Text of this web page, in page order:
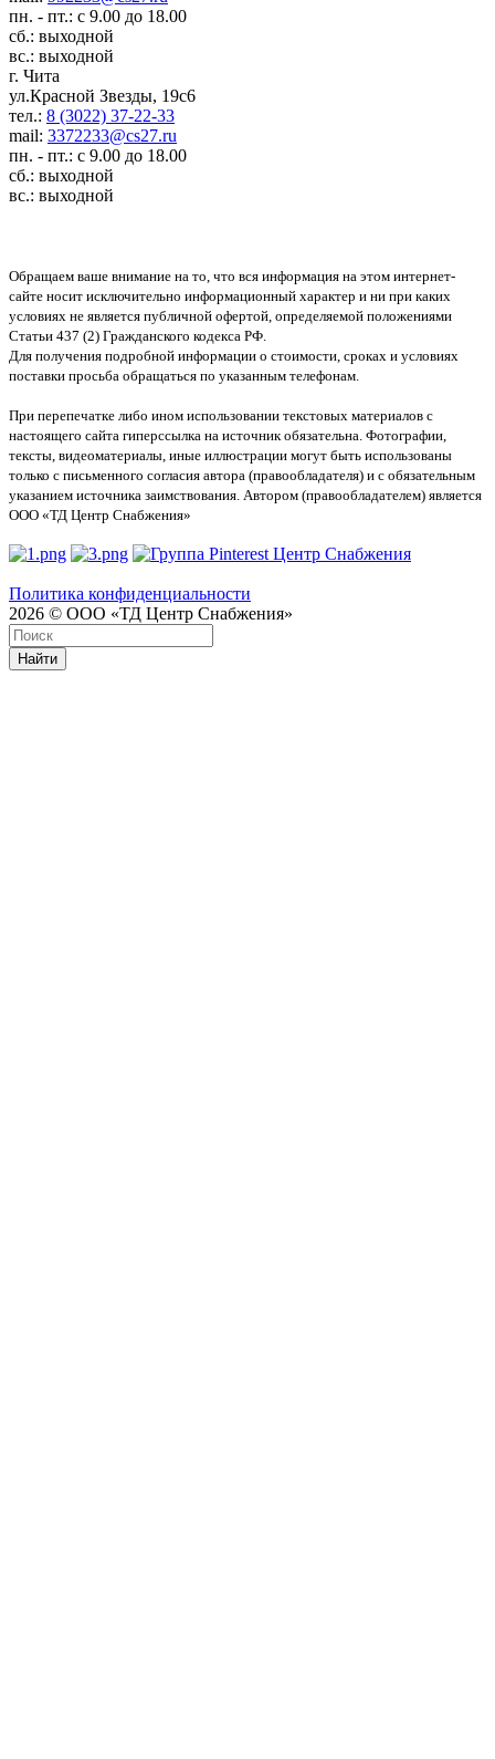
пн. - пт.: с 9.00 до 18.00
сб.: выходной
вс.: выходной
г. Чита
ул.Красной Звезды, 19с6
тел.: 8 (3022) 37-22-33
mail: 3372233@cs27.ru
пн. - пт.: с 9.00 до 18.00
сб.: выходной
вс.: выходной
Обращаем ваше внимание на то, что вся информация на этом интернет-
сайте носит исключительно информационный характер и ни при каких
условиях не является публичной офертой, определяемой положениями
Статьи 437 (2) Гражданского кодекса РФ.
Для получения подробной информации о стоимости, сроках и условиях
поставки просьба обращаться по указанным телефонам.
При перепечатке либо ином использовании текстовых материалов с
настоящего сайта гиперссылка на источник обязательна. Фотографии,
тексты, видеоматериалы, иные иллюстрации могут быть использованы
только с письменного согласия автора (правообладателя) и с обязательным
указанием источника заимствования. Автором (правообладателем) является
ООО «ТД Центр Снабжения»
Политика конфиденциальности
2026 © ООО «ТД Центр Снабжения»
Найти